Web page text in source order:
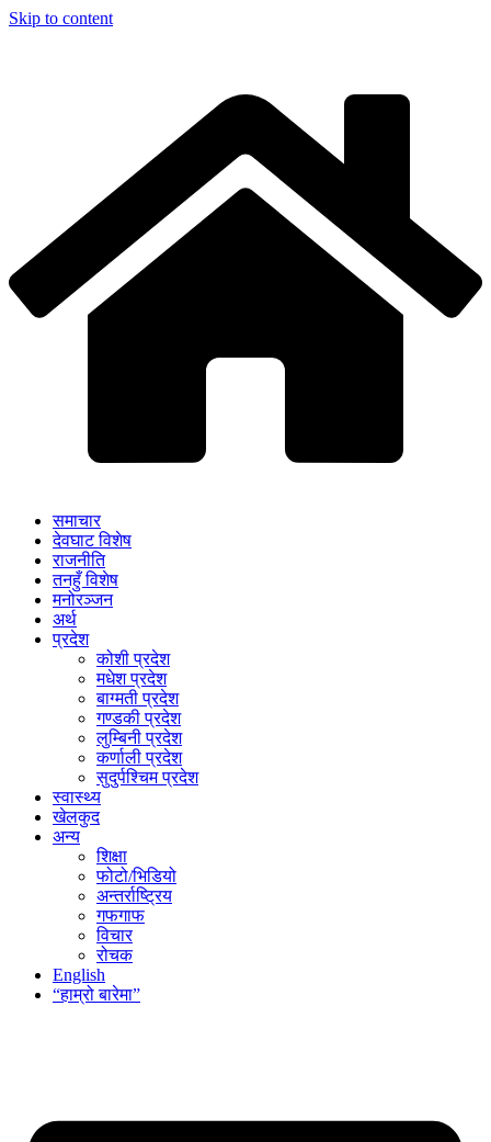
Skip to content
समाचार
देवघाट विशेष
राजनीति
तनहुँ विशेष
मनोरञ्जन
अर्थ
प्रदेश
कोशी प्रदेश
मधेश प्रदेश
बाग्मती प्रदेश
गण्डकी प्रदेश
लुम्बिनी प्रदेश
कर्णाली प्रदेश
सुदुर्पश्चिम प्रदेश
स्वास्थ्य
खेलकुद
अन्य
शिक्षा
फोटो/भिडियो
अन्तर्राष्ट्रिय
गफगाफ
विचार
रोचक
English
“हाम्रो बारेमा”